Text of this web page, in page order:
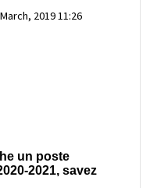
2019 11:26
un poste
2021, savez